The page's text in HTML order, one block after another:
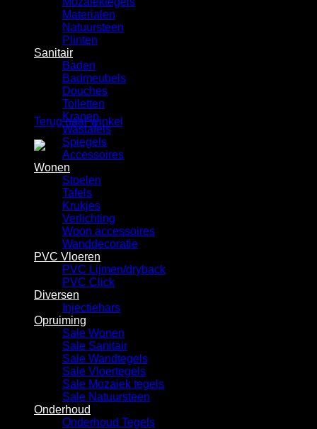
Winkelwagen
Geen producten in de winkelwagen.
Terug naar winkel
Materialen
Natuursteen
Plinten
Sanitair
Baden
Badmeubels
Douches
Toiletten
Kranen
Wastafels
Spiegels
Accessoires
Wonen
Stoelen
Tafels
Krukjes
Verlichting
Woon accessoires
Wanddecoratie
PVC Vloeren
PVC Lijmen/dryback
PVC Click
Diversen
Injectiehars
Opruiming
Sale Wonen
Sale Sanitair
Sale Wandtegels
Sale Vloertegels
Sale Mozaiek tegels
Sale Natuursteen
Onderhoud
Onderhoud Tegels